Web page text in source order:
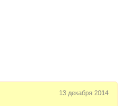
13 декабря 2014